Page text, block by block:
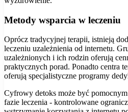
Metody wsparcia w leczeniu
Oprócz tradycyjnej terapii, istnieją
leczeniu uzależnienia od internetu.
uzależnionych i ich rodzin oferują
praktycznych porad. Ponadto centra
oferują specjalistyczne programy
Cyfrowy detoks może być
fazie leczenia - kontrolowane